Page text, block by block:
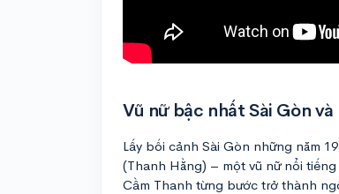
Vũ nữ bậc nhất Sài Gòn và
Lấy bối cảnh Sài Gòn những năm
(Thanh Hằng) – một vũ nữ nổi
Cầm Thanh từng bước trở thành